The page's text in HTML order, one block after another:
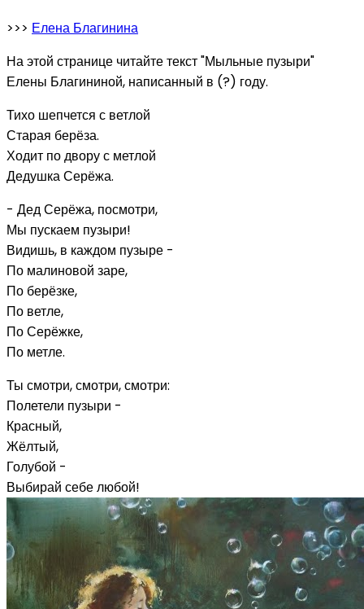
>>> Елена Благинина
На этой странице читайте текст "Мыльные пузыри"
Елены Благининой, написанный в (?) году.
Тихо шепчется с ветлой
Старая берёза.
Ходит по двору с метлой
Дедушка Серёжа.
- Дед Серёжа, посмотри,
Мы пускаем пузыри!
Видишь, в каждом пузыре -
По малиновой заре,
По берёзке,
По ветле,
По Серёжке,
По метле.
Ты смотри, смотри, смотри:
Полетели пузыри -
Красный,
Жёлтый,
Голубой -
Выбирай себе любой!